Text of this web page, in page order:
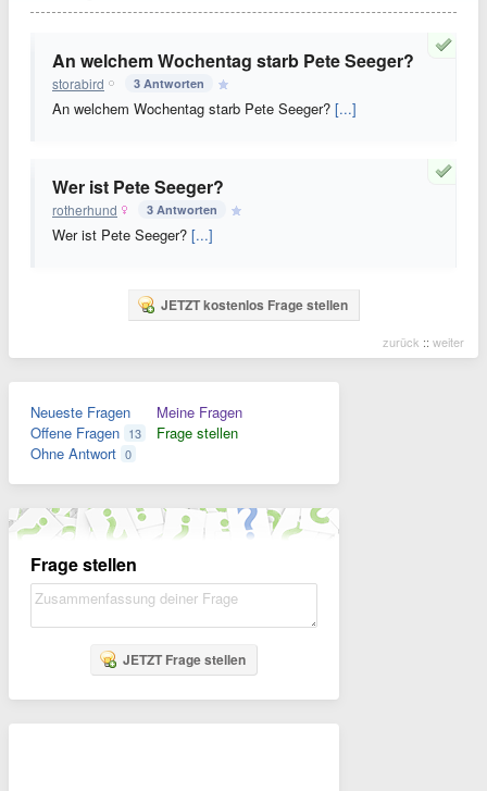
An welchem Wochentag starb Pete Seeger?
storabird 3 Antworten
An welchem Wochentag starb Pete Seeger? [...]
Wer ist Pete Seeger?
rotherhund 3 Antworten
Wer ist Pete Seeger? [...]
JETZT kostenlos Frage stellen
zurück :: weiter
Neueste Fragen
Offene Fragen 13
Ohne Antwort 0
Meine Fragen
Frage stellen
Frage stellen
JETZT Frage stellen